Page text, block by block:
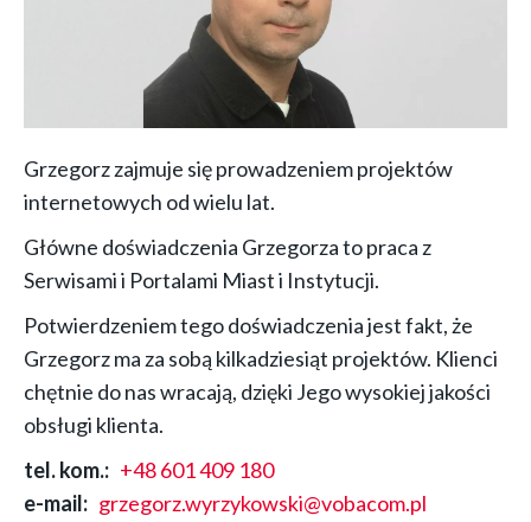
Grzegorz zajmuje się prowadzeniem projektów
internetowych od wielu lat.
Główne doświadczenia Grzegorza to praca z
Serwisami i Portalami Miast i Instytucji.
Potwierdzeniem tego doświadczenia jest fakt, że
Grzegorz ma za sobą kilkadziesiąt projektów. Klienci
chętnie do nas wracają, dzięki Jego wysokiej jakości
obsługi klienta.
tel. kom.
+48 601 409 180
e-mail
grzegorz.wyrzykowski@vobacom.pl